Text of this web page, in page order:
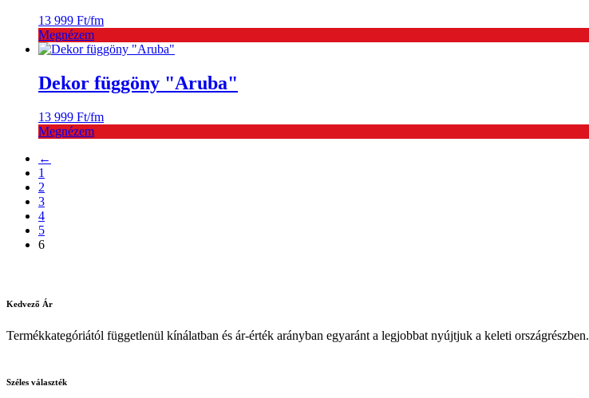
13 999 Ft/fm
Megnézem
Dekor függöny "Aruba"
13 999 Ft/fm
Megnézem
←
1
2
3
4
5
6
Kedvező Ár
Termékkategóriától függetlenül kínálatban és ár-érték arányban egyaránt a legjobbat nyújtjuk a keleti országrészben.
Széles választék